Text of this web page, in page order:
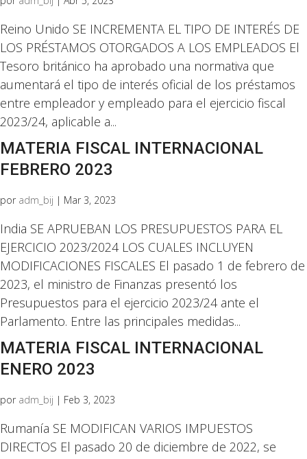
Reino Unido SE INCREMENTA EL TIPO DE INTERÉS DE
LOS PRÉSTAMOS OTORGADOS A LOS EMPLEADOS El
Tesoro británico ha aprobado una normativa que
aumentará el tipo de interés oficial de los préstamos
entre empleador y empleado para el ejercicio fiscal
2023/24, aplicable a...
MATERIA FISCAL INTERNACIONAL
FEBRERO 2023
por adm_bij | Mar 3, 2023
India SE APRUEBAN LOS PRESUPUESTOS PARA EL
EJERCICIO 2023/2024 LOS CUALES INCLUYEN
MODIFICACIONES FISCALES El pasado 1 de febrero de
2023, el ministro de Finanzas presentó los
Presupuestos para el ejercicio 2023/24 ante el
Parlamento. Entre las principales medidas...
MATERIA FISCAL INTERNACIONAL
ENERO 2023
por adm_bij | Feb 3, 2023
Rumanía SE MODIFICAN VARIOS IMPUESTOS
DIRECTOS El pasado 20 de diciembre de 2022, se